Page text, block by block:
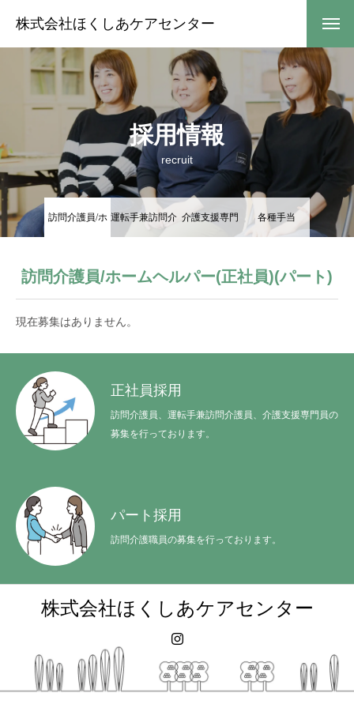
株式会社ほくしあケアセンター
会社案内
採用情報
インタビュー
U・Iターンガイド
特定処遇改善加算
お知らせ
会社案内 サービスご案内 採用情報 インタビュー
採用情報
recruit
訪問介護員/ホ 運転手兼訪問介 介護支援専門
ャー
各種手当
訪問介護員/ホームヘルパー(正社員)(パート)
現在募集はありません。
正社員採用
訪問介護員、運転手兼訪問介護員、介護支援専門員の
募集を行っております。
パート採用
訪問介護職員の募集を行っております。
株式会社ほくしあケアセンター